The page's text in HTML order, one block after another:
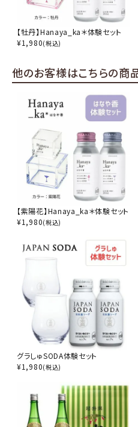
【牡丹】Hanaya_ka＊体験セット
¥1,980(税込)
他のお客様はこちらの商
【紫陽花】Hanaya_ka＊体験セット
¥1,980(税込)
グラしゅSODA体験セット
¥1,980(税込)